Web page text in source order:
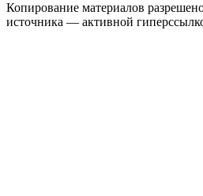
Копирование материалов
источника — активной